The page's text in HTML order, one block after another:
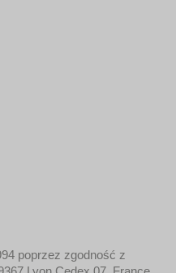
poprzez zgodność z